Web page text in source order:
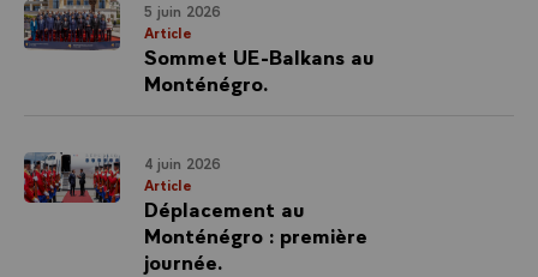
5 juin 2026
Article
Sommet UE-Balkans au
Monténégro.
4 juin 2026
Article
Déplacement au
Monténégro : première
journée.